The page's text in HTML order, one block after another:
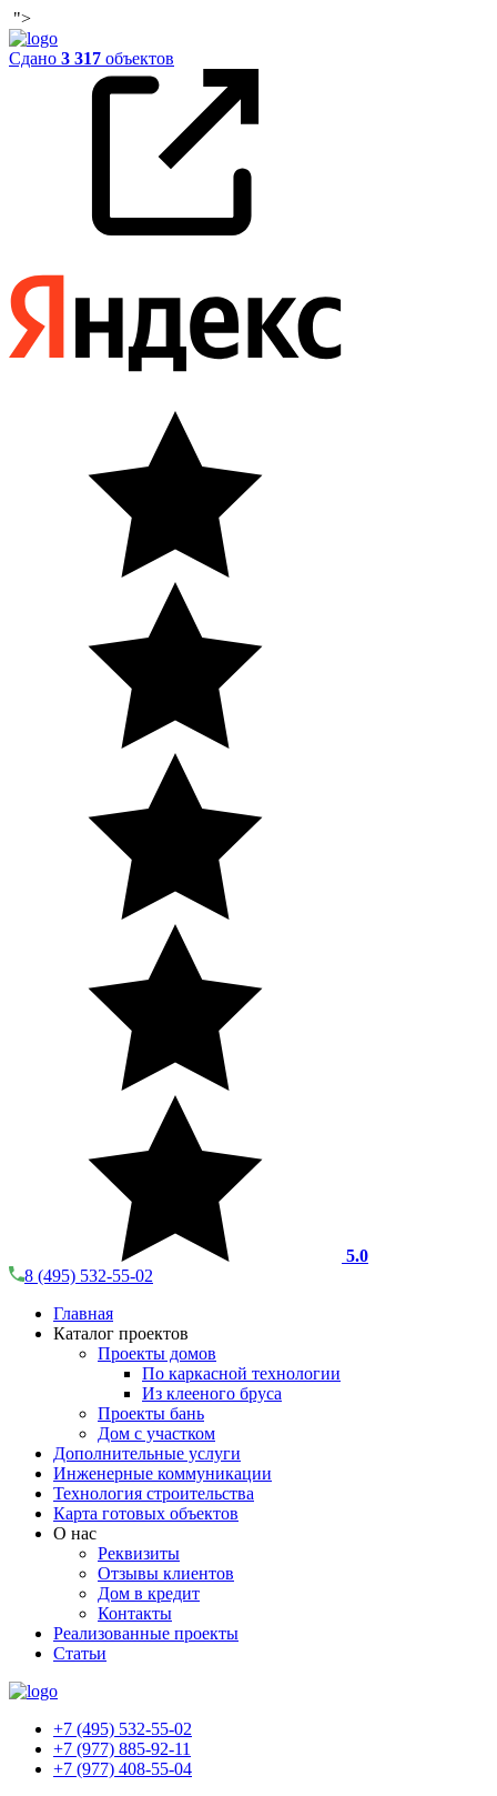
">
Сдано 3 317 объектов
5.0
8 (495) 532-55-02
Главная
Каталог проектов
Проекты домов
По каркасной технологии
Из клееного бруса
Проекты бань
Дом с участком
Дополнительные услуги
Инженерные коммуникации
Технология строительства
Карта готовых объектов
О нас
Реквизиты
Отзывы клиентов
Дом в кредит
Контакты
Реализованные проекты
Статьи
+7 (495) 532-55-02
+7 (977) 885-92-11
+7 (977) 408-55-04